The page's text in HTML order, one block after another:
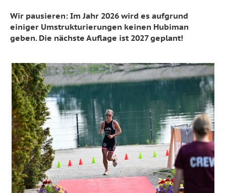
Wir pausieren: Im Jahr 2026 wird es aufgrund
einiger Umstrukturierungen keinen Hubiman
geben. Die nächste Auflage ist 2027 geplant!